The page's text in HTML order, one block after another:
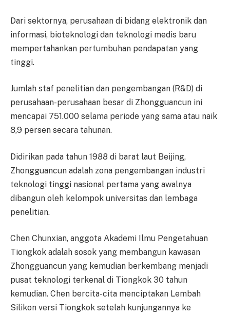
Dari sektornya, perusahaan di bidang elektronik dan
informasi, bioteknologi dan teknologi medis baru
mempertahankan pertumbuhan pendapatan yang
tinggi.
Jumlah staf penelitian dan pengembangan (R&D) di
perusahaan-perusahaan besar di Zhongguancun ini
mencapai 751.000 selama periode yang sama atau naik
8,9 persen secara tahunan.
Didirikan pada tahun 1988 di barat laut Beijing,
Zhongguancun adalah zona pengembangan industri
teknologi tinggi nasional pertama yang awalnya
dibangun oleh kelompok universitas dan lembaga
penelitian.
Chen Chunxian, anggota Akademi Ilmu Pengetahuan
Tiongkok adalah sosok yang membangun kawasan
Zhongguancun yang kemudian berkembang menjadi
pusat teknologi terkenal di Tiongkok 30 tahun
kemudian. Chen bercita-cita menciptakan Lembah
Silikon versi Tiongkok setelah kunjungannya ke